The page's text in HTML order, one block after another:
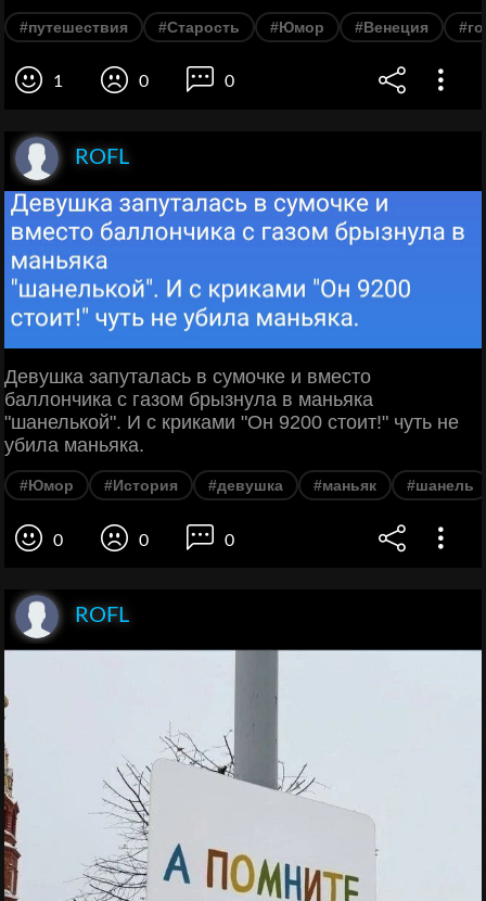
#путешествия #Старость #Юмор #Венеция
1 0 0
ROFL
Девушка запуталась в сумочке и вместо
баллончика с газом брызнула в маньяка
"шанелькой". И с криками "Он 9200 стоит!" чуть не
убила маньяка.
#Юмор #История #девушка #маньяк #шанель
0 0 0
ROFL